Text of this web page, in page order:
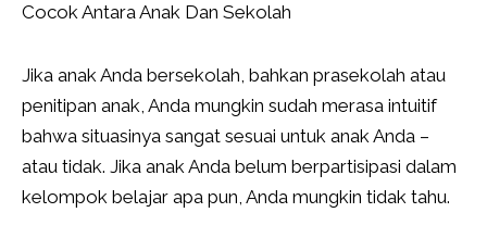
Cocok Antara Anak Dan Sekolah
Jika anak Anda bersekolah, bahkan prasekolah atau
penitipan anak, Anda mungkin sudah merasa intuitif
bahwa situasinya sangat sesuai untuk anak Anda –
atau tidak. Jika anak Anda belum berpartisipasi dalam
kelompok belajar apa pun, Anda mungkin tidak tahu.